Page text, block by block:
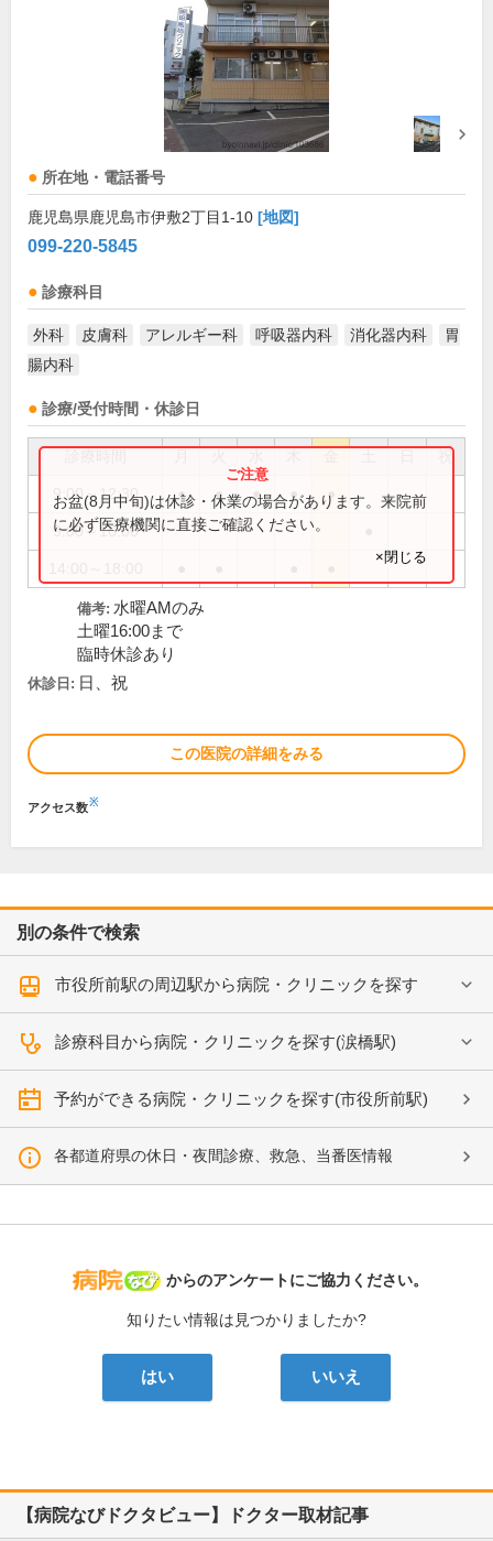
所在地・電話番号
鹿児島県鹿児島市伊敷2丁目1-10 [地図]
099-220-5845
診療科目
外科 皮膚科 アレルギー科 呼吸器内科 消化器内科
胃
腸内科
診療/受付時間・休診日
祝
9:00～12:30 ● ● ● ● ●
9:00～16:00
お盆(8月中旬)は休診・休業の場合があります。来院前
に必ず医療機関に直接ご確認ください。
×閉じる
備考: 水曜AMのみ
土曜16:00まで
臨時休診あり
休診日: 日、祝
この医院の詳細をみる
アクセス数※
別の条件で検索
市役所前駅の周辺駅から病院・クリニックを探す
診療科目から病院・クリニックを探す(涙橋駅)
予約ができる病院・クリニックを探す(市役所前駅)
各都道府県の休日・夜間診療、救急、当番医情報
病院なび
からのアンケートにご協力ください。
知りたい情報は見つかりましたか?
はい いいえ
【病院なびドクタビュー】ドクター取材記事